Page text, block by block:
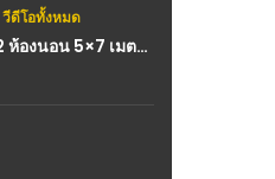
วีดีโอทั้งหมด
(คลิป) แบบบ้านสวน 2 ห้องนอน 5×7 เมตร 2 BEDROOM TINY HOUSE : วีดีโอ เกษตร